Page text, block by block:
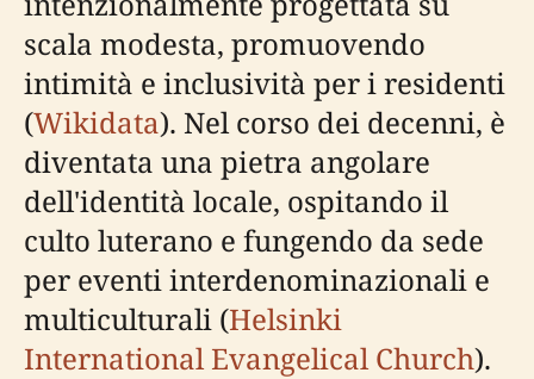
scala modesta, promuovendo
intimità e inclusività per i residenti
(Wikidata). Nel corso dei decenni, è
diventata una pietra angolare
dell'identità locale, ospitando il
culto luterano e fungendo da sede
per eventi interdenominazionali e
multiculturali (Helsinki
International Evangelical Church).